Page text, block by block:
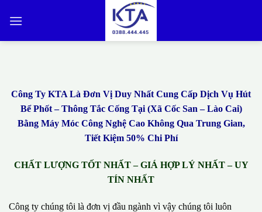
qua
Công Ty KTA Là Đơn Vị Duy Nhất Cung Cấp Dịch Vụ Hút
Bể Phốt – Thông Tắc Cống Tại (Xã Cốc San – Lào Cai)
Bằng Máy Móc Công Nghệ Cao Không Qua Trung Gian,
Tiết Kiệm 50% Chi Phí
CHẤT LƯỢNG TỐT NHẤT – GIÁ HỢP LÝ NHẤT – UY
TÍN NHẤT
Công ty chúng tôi là đơn vị đầu ngành vì vậy chúng tôi luôn